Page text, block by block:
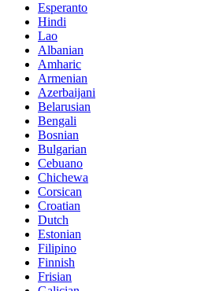
Esperanto
Hindi
Lao
Albanian
Amharic
Armenian
Azerbaijani
Belarusian
Bengali
Bosnian
Bulgarian
Cebuano
Chichewa
Corsican
Croatian
Dutch
Estonian
Filipino
Finnish
Frisian